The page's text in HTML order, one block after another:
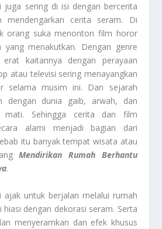
juga sering di isi dengan bercerita
mendengarkan cerita seram. Di
orang suka menonton film horor
menakutkan. Dengan genre
kaitannya dengan perayaan
atau televisi sering menayangkan
selama musim ini. Dan sejarah
dengan dunia gaib, arwah, dan
mati. Sehingga cerita dan film
alami menjadi bagian dari
itu banyak tempat wisata atau
Mendirikan Rumah Berhantu
.
ajak untuk berjalan melalui rumah
dengan dekorasi seram. Serta
menyeramkan dan efek khusus